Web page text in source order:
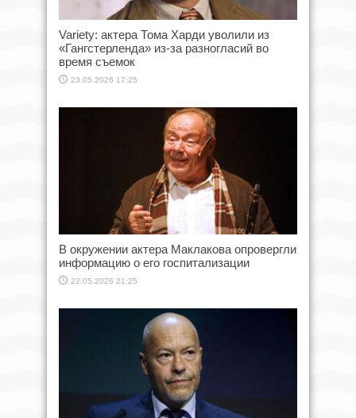
Variety: актера Тома Харди уволили из
«Гангстерленда» из-за разногласий во
время съемок
23.05.2026 17:25
В окружении актера Маклакова опровергли
информацию о его госпитализации
22.05.2026 21:25